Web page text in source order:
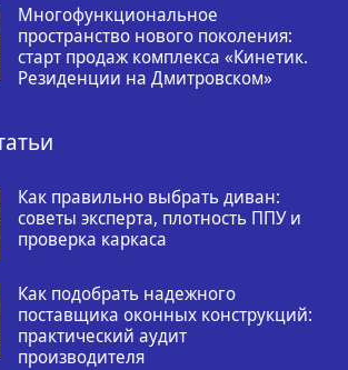
Многофункциональное
пространство нового поколения:
старт продаж комплекса «Кинетик.
Резиденции на Дмитровском»
Как правильно выбрать диван:
советы эксперта, плотность ППУ и
проверка каркаса
Как подобрать надежного
поставщика оконных конструкций:
практический аудит
производителя